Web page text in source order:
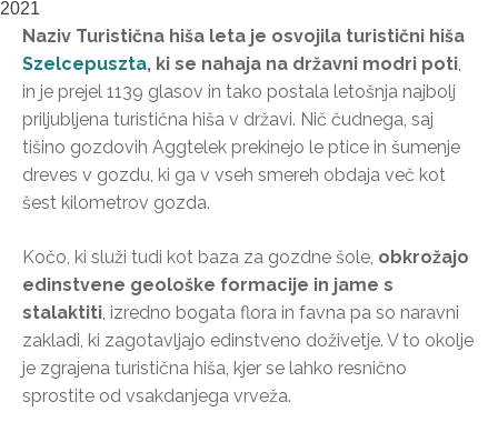
2021
Naziv Turistična hiša leta je osvojila turistični hiša
Szelcepuszta, ki se nahaja na državni modri poti,
in je prejel 1139 glasov in tako postala letošnja najbolj
priljubljena turistična hiša v državi. Nič čudnega, saj
tišino gozdovih Aggtelek prekinejo le ptice in šumenje
dreves v gozdu, ki ga v vseh smereh obdaja več kot
šest kilometrov gozda.
Kočo, ki služi tudi kot baza za gozdne šole, obkrožajo
edinstvene geološke formacije in jame s
stalaktiti, izredno bogata flora in favna pa so naravni
zakladi, ki zagotavljajo edinstveno doživetje. V to okolje
je zgrajena turistična hiša, kjer se lahko resnično
sprostite od vsakdanjega vrveža.